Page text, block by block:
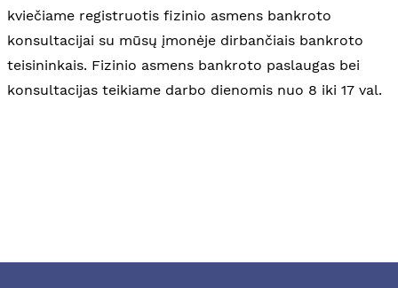
kviečiame registruotis fizinio asmens bankroto
konsultacijai su mūsų įmonėje dirbančiais bankroto
teisininkais. Fizinio asmens bankroto paslaugas bei
konsultacijas teikiame darbo dienomis nuo 8 iki 17 val.